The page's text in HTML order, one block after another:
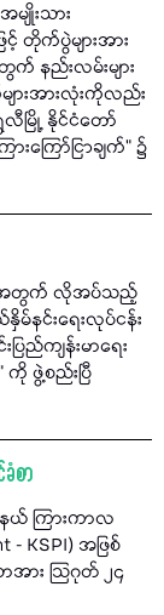
ျိုးသား
တိုက်ပွဲများအား
နည်းလမ်းများ
ားအားလုံးကိုလည်း
ြို့ နိုင်ငံတော်
ကြော်ငြာချက်" ၌
းစုံအတွက် လိုအပ်သည့်
မ်နင်းရေးလုပ်ငန်း
ည်ကျန်းမာရေး
ကို ဖွဲ့စည်းပြီ
စာ
ယ် ကြားကာလ
KSPI) အဖြစ်
ား သြဂုတ် ၂၄